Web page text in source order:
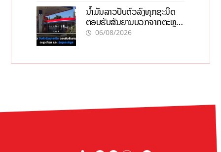
ນໍ້າມັນລາວປັບຕົວລົງທຸກຊະນິດ
ຕອບຮັບສັນຍານບວກຈາກຕະຫຼາດ
ໂລກ ແລະ ຊ່ອງແຄບຮໍມູສ
06/08/2026